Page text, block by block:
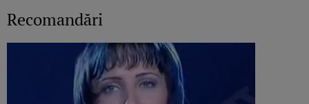
Recomandări